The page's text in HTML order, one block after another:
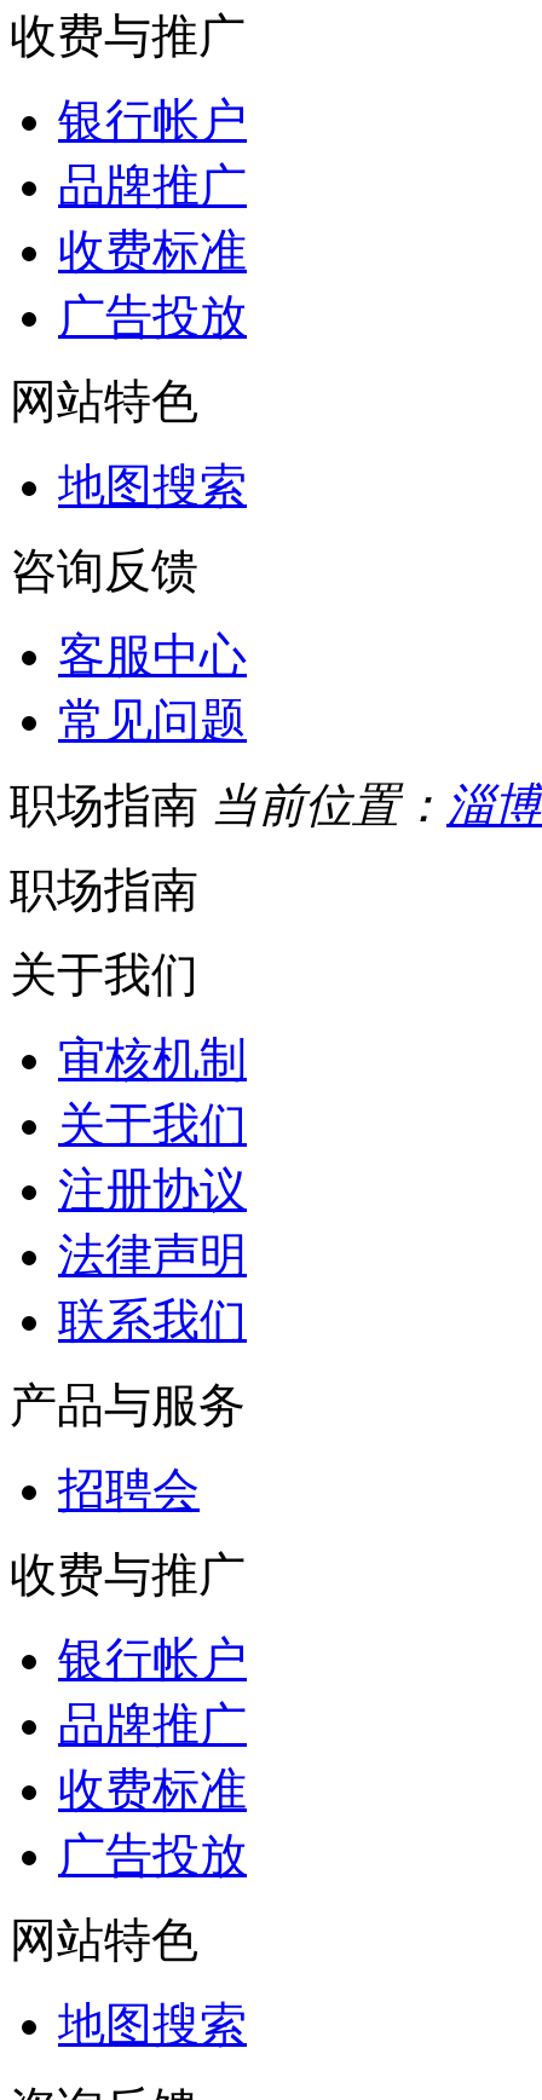
收费与推广
银行帐户
品牌推广
收费标准
广告投放
网站特色
地图搜索
咨询反馈
客服中心
常见问题
职场指南 当前位置： 淄
职场指南
关于我们
审核机制
关于我们
注册协议
法律声明
联系我们
产品与服务
招聘会
收费与推广
银行帐户
品牌推广
收费标准
广告投放
网站特色
地图搜索